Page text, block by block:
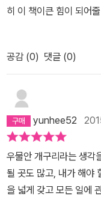
히 이 책이큰 힘이 되어
공감 (0) 댓글 (0)
yunhee52
우물안 개구리라는 생각
될 곳도 많고, 내가 해야
을 넓게 갖고 모든 일에